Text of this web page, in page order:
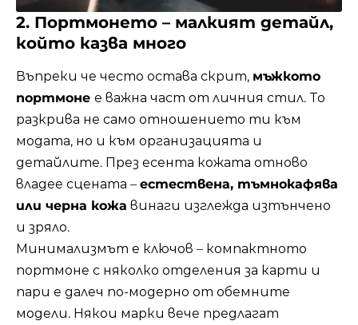
2. Портмонето – малкият детайл,
който казва много
Въпреки че често остава скрит, мъжкото
портмоне е важна част от личния стил. То
разкрива не само отношението ти към
модата, но и към организацията и
детайлите. През есента кожата отново
владее сцената – естествена, тъмнокафява
или черна кожа винаги изглежда изтънчено
и зряло.
Минимализмът е ключов – компактното
портмоне с няколко отделения за карти и
пари е далеч по-модерно от обемните
модели. Някои марки вече предлагат